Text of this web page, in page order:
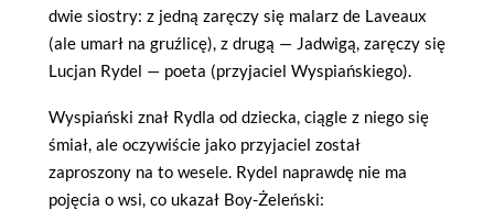
dwie siostry: z jedną zaręczy się malarz de Laveaux
(ale umarł na gruźlicę), z drugą — Jadwigą, zaręczy się
Lucjan Rydel — poeta (przyjaciel Wyspiańskiego).
Wyspiański znał Rydla od dziecka, ciągle z niego się
śmiał, ale oczywiście jako przyjaciel został
zaproszony na to wesele. Rydel naprawdę nie ma
pojęcia o wsi, co ukazał Boy-Żeleński: